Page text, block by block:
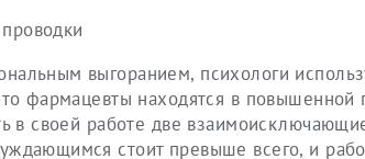
выгоранием, психологи
фармацевты находятся в повышенной
в своей работе две
стоит превыше всего, и